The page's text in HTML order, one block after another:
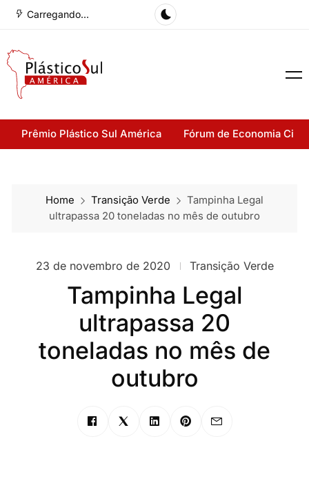
Carregando...
Prêmio Plástico Sul América Fórum de Economia
Home Transição Verde
Tampinha Legal
ultrapassa 20 toneladas no mês de outubro
23 de novembro de 2020 Transição Verde
Tampinha Legal
ultrapassa 20
toneladas no mês de
outubro